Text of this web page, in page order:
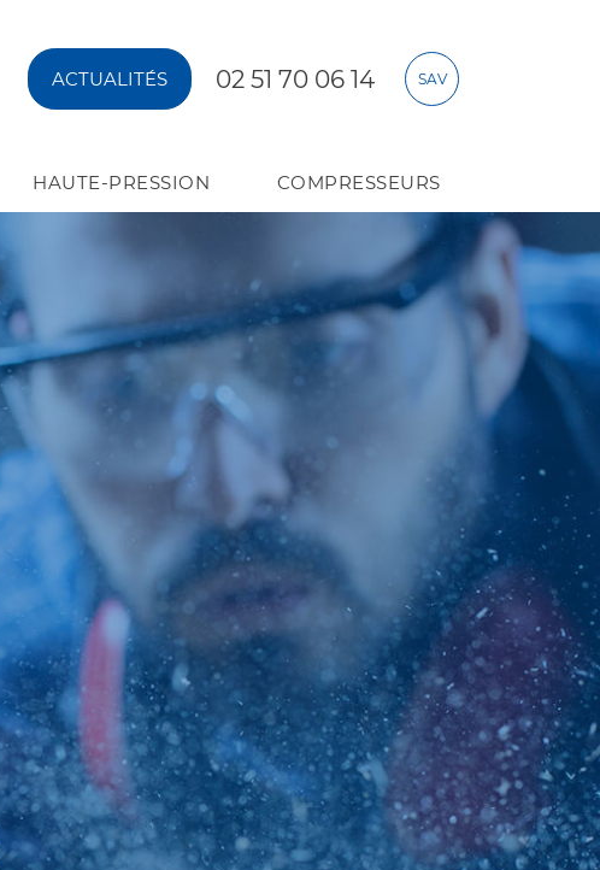
ACTUALITÉS 02 51 70 06 14 SAV
HAUTE-PRESSION COMPRESSEURS